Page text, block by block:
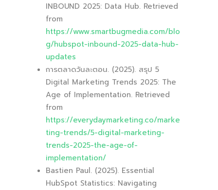
INBOUND 2025: Data Hub. Retrieved
from
https://www.smartbugmedia.com/blo
g/hubspot-inbound-2025-data-hub-
updates
การตลาดวันละตอน. (2025). สรุป 5
Digital Marketing Trends 2025: The
Age of Implementation. Retrieved
from
https://everydaymarketing.co/marke
ting-trends/5-digital-marketing-
trends-2025-the-age-of-
implementation/
Bastien Paul. (2025). Essential
HubSpot Statistics: Navigating